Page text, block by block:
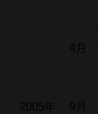
4月
2005年 9月